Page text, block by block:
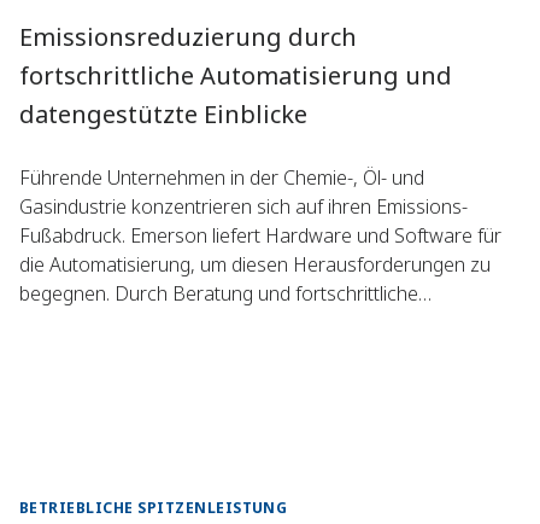
Emissionsreduzierung durch
fortschrittliche Automatisierung und
datengestützte Einblicke
Führende Unternehmen in der Chemie-, Öl- und
Gasindustrie konzentrieren sich auf ihren Emissions-
Fußabdruck. Emerson liefert Hardware und Software für
die Automatisierung, um diesen Herausforderungen zu
begegnen. Durch Beratung und fortschrittliche
BETRIEBLICHE SPITZENLEISTUNG